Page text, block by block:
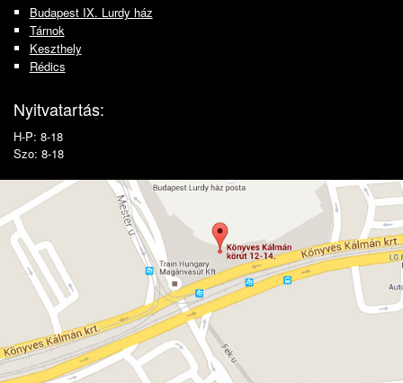
Budapest IX. Lurdy ház
Tárnok
Keszthely
Rédics
Nyitvatartás:
H-P: 8-18
Szo: 8-18